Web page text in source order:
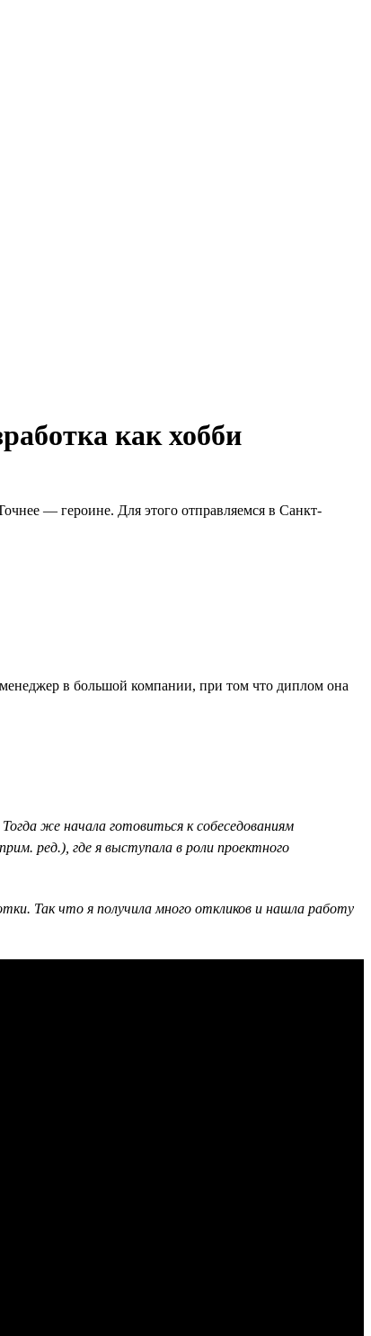
как хобби
— героине. Для этого отправляемся в Санкт-
в большой компании, при том что диплом она
же начала готовиться к собеседованиям
ред.), где я выступала в роли проектного
Так что я получила много откликов и нашла работу